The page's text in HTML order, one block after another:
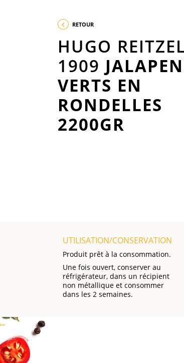
RETOUR
HUGO REITZEL
1909
VERTS EN
RONDELLES
2200GR
UTILISATION/CONSERVATION
Produit prêt à la consommation.
Une fois ouvert, conserver au
réfrigérateur, dans un récipient
non métallique et consommer
dans les 2 semaines.